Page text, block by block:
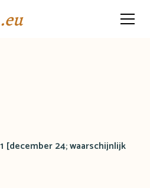
.eu
[december 24; waarschijnlijk